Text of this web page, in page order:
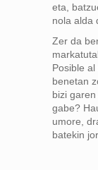
eta,
nola alda
Zer da
Posible
benetan
bizi
gabe?
umore,
batekin